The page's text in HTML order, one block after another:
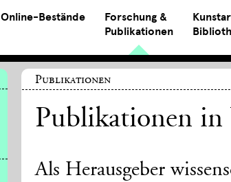
Online-Bestände
Forschung &
Publikationen
Publikationen
Publikationen in
Als Herausgeber